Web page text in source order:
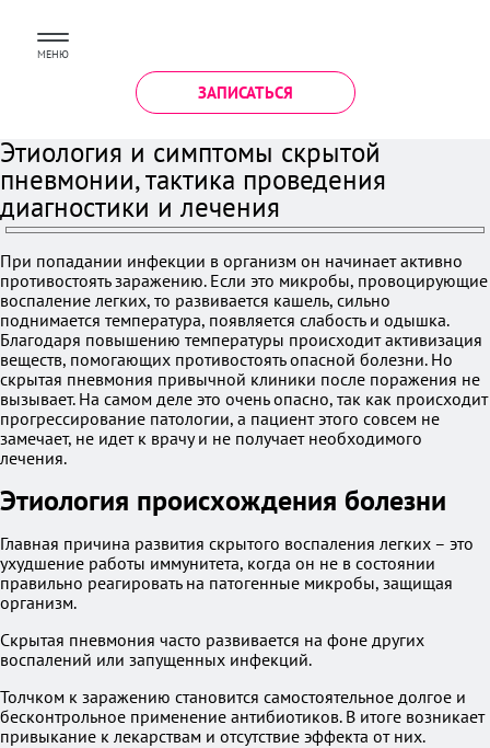
МЕНЮ
ЗАПИСАТЬСЯ
Этиология и симптомы скрытой
пневмонии, тактика проведения
диагностики и лечения
При попадании инфекции в организм он начинает активно
противостоять заражению. Если это микробы, провоцирующие
воспаление легких, то развивается кашель, сильно
поднимается температура, появляется слабость и одышка.
Благодаря повышению температуры происходит активизация
веществ, помогающих противостоять опасной болезни. Но
скрытая пневмония привычной клиники после поражения не
вызывает. На самом деле это очень опасно, так как происходит
прогрессирование патологии, а пациент этого совсем не
замечает, не идет к врачу и не получает необходимого
лечения.
Этиология происхождения болезни
Главная причина развития скрытого воспаления легких – это
ухудшение работы иммунитета, когда он не в состоянии
правильно реагировать на патогенные микробы, защищая
организм.
Скрытая пневмония часто развивается на фоне других
воспалений или запущенных инфекций.
Толчком к заражению становится самостоятельное долгое и
бесконтрольное применение антибиотиков. В итоге возникает
привыкание к лекарствам и отсутствие эффекта от них.